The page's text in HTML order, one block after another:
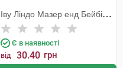
Іву Ліндо Мазер енд Бейбі
Продактс
Є в наявності
від 30.40 грн